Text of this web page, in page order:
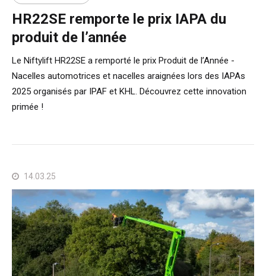
HR22SE remporte le prix IAPA du
produit de l’année
Le Niftylift HR22SE a remporté le prix Produit de l’Année -
Nacelles automotrices et nacelles araignées lors des IAPAs
2025 organisés par IPAF et KHL. Découvrez cette innovation
primée !
14.03.25